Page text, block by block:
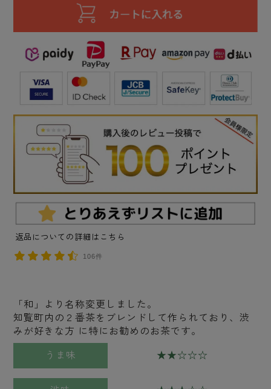
返品についての詳細はこちら
106件
「和」より名称変更しました。
知覧町内の２番茶をブレンドして作られており、渋
みが好きな方 に特にお勧めのお茶です。
うま味 ★★☆☆☆